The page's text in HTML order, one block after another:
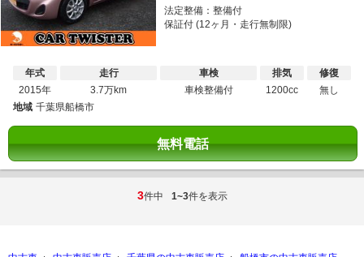
法定整備：整備付
保証付 (12ヶ月・走行無制限)
年式
2015年
走行
3.7万km
車検
車検整備付
排気
1200cc
修復
無し
地域 千葉県船橋市
無料電話
3件中 1~3件を表示